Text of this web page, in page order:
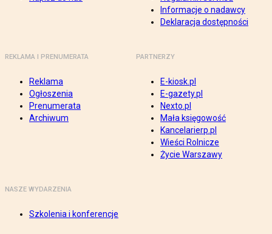
Informacje o nadawcy
Deklaracja dostępności
REKLAMA I PRENUMERATA
Reklama
Ogłoszenia
Prenumerata
Archiwum
PARTNERZY
E-kiosk.pl
E-gazety.pl
Nexto.pl
Mała księgowość
Kancelarierp.pl
Wieści Rolnicze
Życie Warszawy
NASZE WYDARZENIA
Szkolenia i konferencje